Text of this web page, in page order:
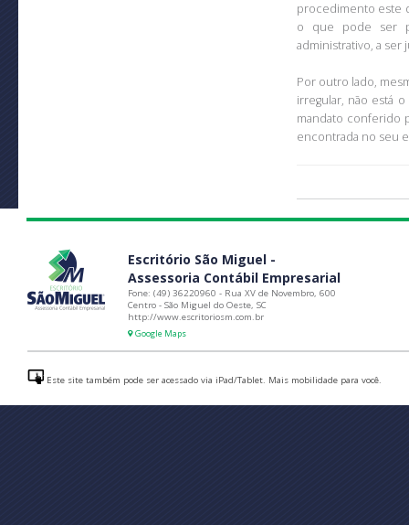
procedimento este
o que pode ser
administrativo, a ser
Por outro lado,
irregular, não está
mandato conferido
encontrada no seu
Escritório São Miguel -
Assessoria Contábil Empresarial
Fone: (49) 36220960 - Rua XV de Novembro, 600
Centro - São Miguel do Oeste, SC
http://www.escritoriosm.com.br
Google Maps
Este site também pode ser acessado via iPad/Tablet. Mais mobilidade para você.